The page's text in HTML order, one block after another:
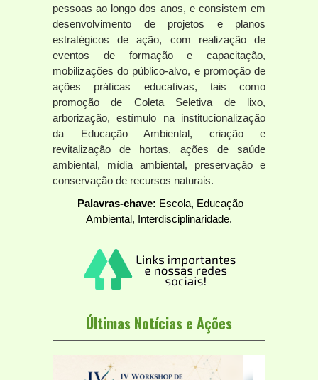
pessoas ao longo dos anos, e consistem em
desenvolvimento de projetos e planos
estratégicos de ação, com realização de
eventos de formação e capacitação,
mobilizações do público-alvo, e promoção de
ações práticas educativas, tais como
promoção de Coleta Seletiva de lixo,
arborização, estímulo na institucionalização
da Educação Ambiental, criação e
revitalização de hortas, ações de saúde
ambiental, mídia ambiental, preservação e
conservação de recursos naturais.
Palavras-chave: Escola, Educação
Ambiental, Interdisciplinaridade.
Últimas Notícias e Ações